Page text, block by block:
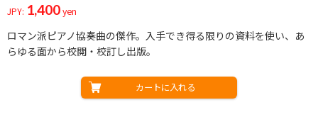
JPY: 1,400yen
ロマン派ピアノ協奏曲の傑作。入手でき得る限りの資料を使い、あ
らゆる面から校閲・校訂し出版。
カートに入れる